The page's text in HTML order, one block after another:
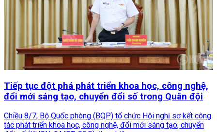
Tiếp tục đột phá phát triển khoa học, công nghệ,
đổi mới sáng tạo, chuyển đổi số trong Quân đội
Chiều 8/7, Bộ Quốc phòng (BQP) tổ chức Hội nghị sơ kết công
tác phát triển khoa học, công nghệ, đổi mới sáng tạo, chuyển